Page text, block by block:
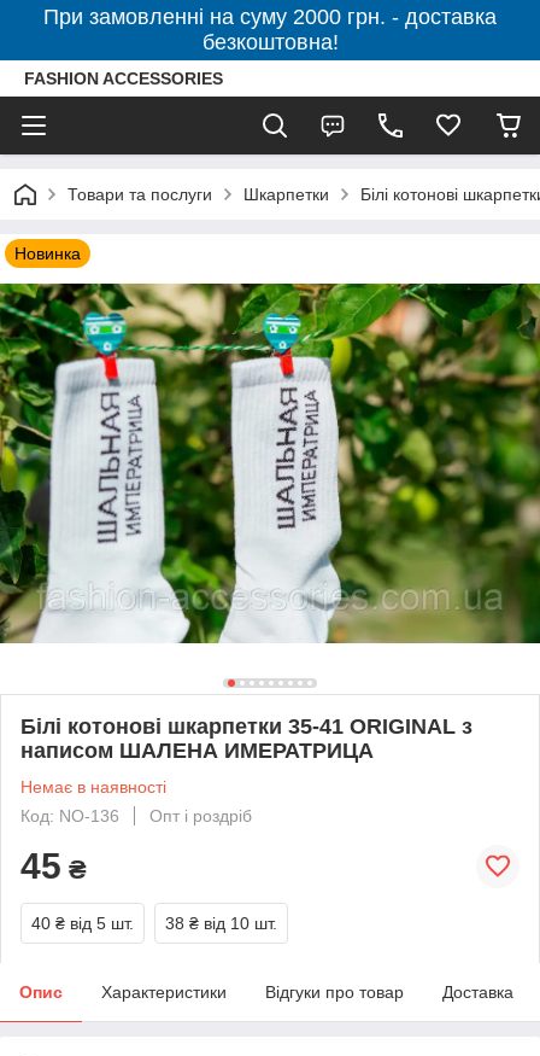
При замовленні на суму 2000 грн. - доставка
безкоштовна!
FASHION ACCESSORIES
Товари та послуги Шкарпетки Білі котонові
Новинка
Білі котонові шкарпетки 35-41 ORIGINAL з
написом ШАЛЕНА ИМЕРАТРИЦА
Немає в наявності
Код: NO-136
Опт і роздріб
45 ₴
40 ₴ від 5 шт. 38 ₴ від 10 шт.
Опис Характеристики Відгуки про товар Доставка